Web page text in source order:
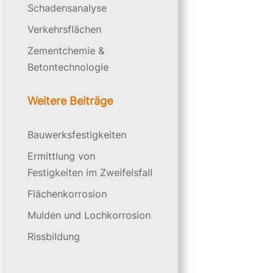
Schadensanalyse
Verkehrsflächen
Zementchemie &
Betontechnologie
Weitere Beiträge
Bauwerksfestigkeiten
Ermittlung von
Festigkeiten im Zweifelsfall
Flächenkorrosion
Mulden und Lochkorrosion
Rissbildung